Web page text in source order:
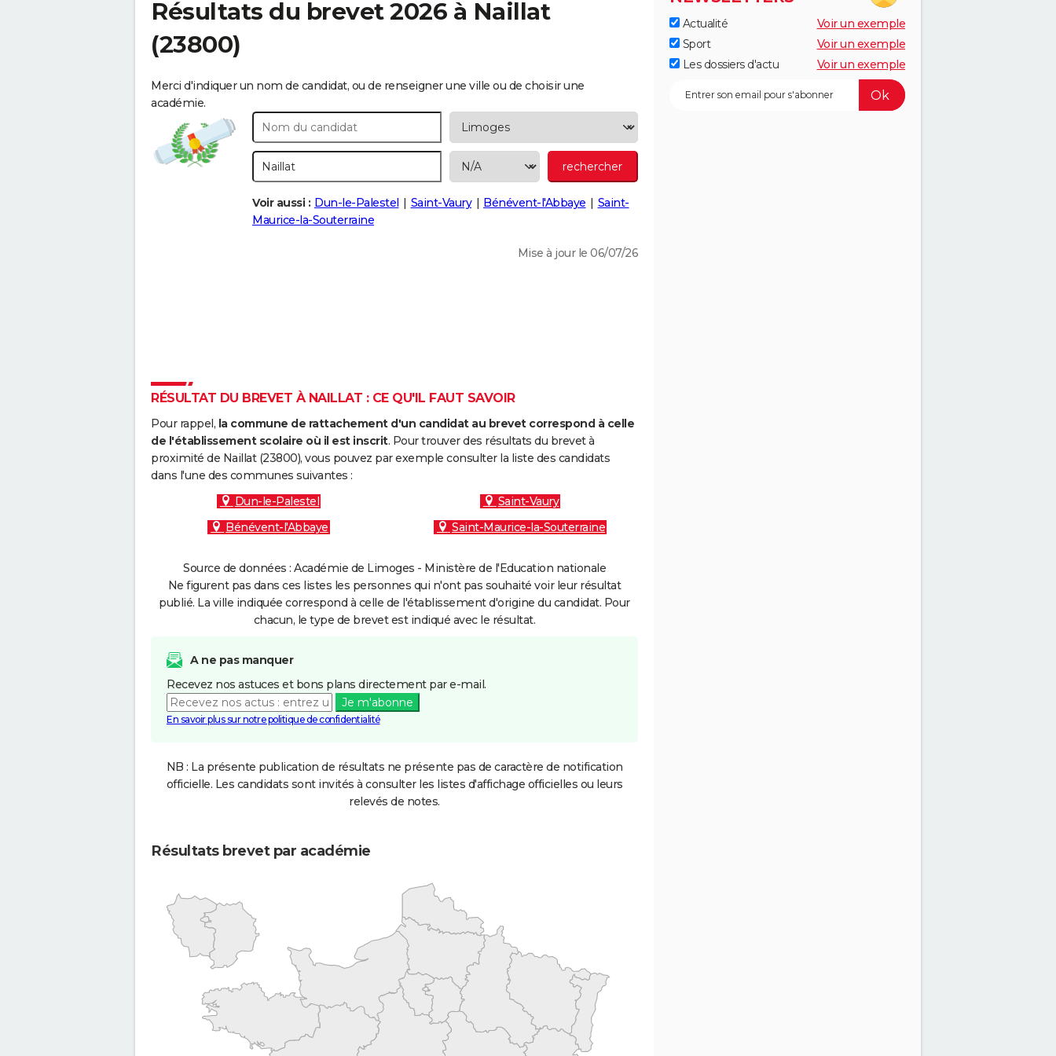
Résultats du brevet 2026 à Naillat
(23800)
Merci d'indiquer un nom de candidat, ou de renseigner une ville ou de choisir une
académie.
Voir aussi : Dun-le-Palestel Saint-Vaury Bénévent-l'Abbaye
Saint-
Maurice-la-Souterraine
Mise à jour le 06/07/26
RÉSULTAT DU BREVET À NAILLAT : CE QU'IL FAUT SAVOIR
Pour rappel, la commune de rattachement d'un candidat au brevet correspond à celle
de l'établissement scolaire où il est inscrit. Pour trouver des résultats du brevet à
proximité de Naillat (23800), vous pouvez par exemple consulter la liste des candidats
dans l'une des communes suivantes :
Dun-le-Palestel
Saint-Vaury
Bénévent-l'Abbaye
Saint-Maurice-la-Souterraine
Source de données : Académie de Limoges - Ministère de l'Education nationale
Ne figurent pas dans ces listes les personnes qui n'ont pas souhaité voir leur résultat
publié. La ville indiquée correspond à celle de l'établissement d'origine du candidat. Pour
chacun, le type de brevet est indiqué avec le résultat.
A ne pas manquer
Recevez nos astuces et bons plans directement par e-mail.
Je m'abonne
En savoir plus sur notre politique de confidentialité
NB : La présente publication de résultats ne présente pas de caractère de notification
officielle. Les candidats sont invités à consulter les listes d'affichage officielles ou leurs
relevés de notes.
Résultats brevet par académie
Actualité
Voir un exemple
Sport
Voir un exemple
Les dossiers d'actu
Voir un exemple